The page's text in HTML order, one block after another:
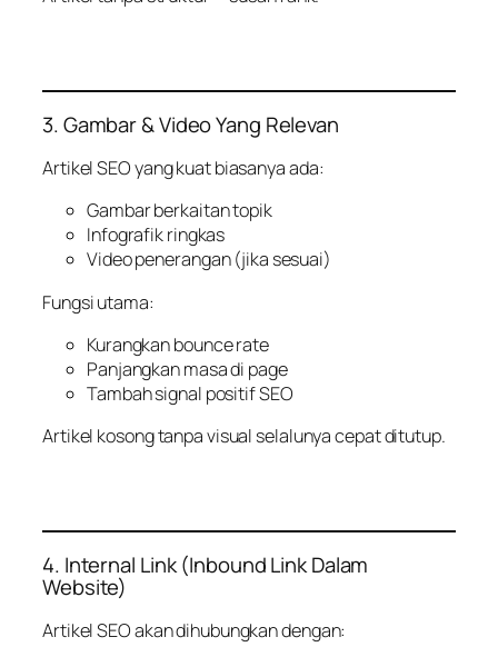
3. Gambar & Video Yang Relevan
Artikel SEO yang kuat biasanya ada:
Gambar berkaitan topik
Infografik ringkas
Video penerangan (jika sesuai)
Fungsi utama:
Kurangkan bounce rate
Panjangkan masa di page
Tambah signal positif SEO
Artikel kosong tanpa visual selalunya cepat ditutup.
4. Internal Link (Inbound Link Dalam
Website)
Artikel SEO akan dihubungkan dengan: